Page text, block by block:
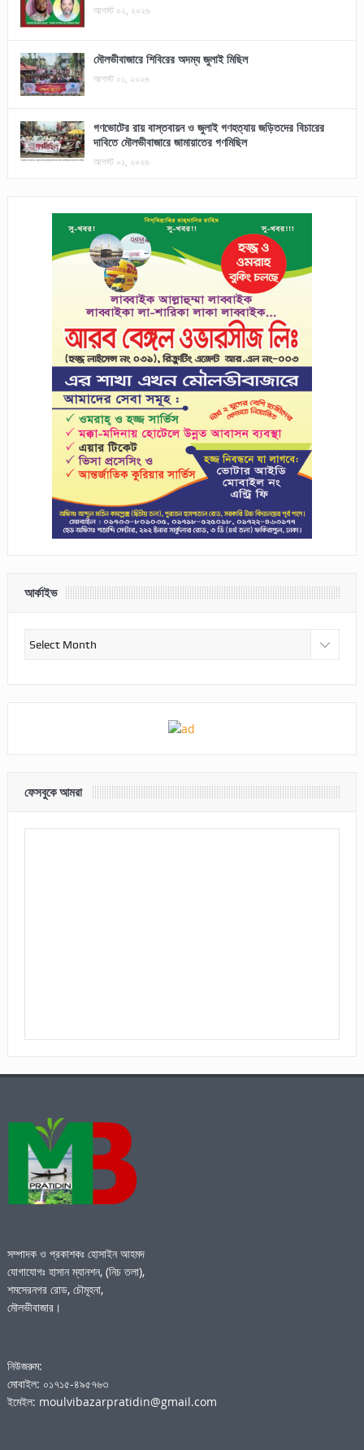
আগস্ট ০২, ২০২৬
মৌলভীবাজারে শিবিরের অদম্য জুলাই মিছিল
আগস্ট ০১, ২০২৬
গণভোটের রায় বাস্তবায়ন ও জুলাই গণহত্যায় জড়িতদের বিচারের
দাবিতে মৌলভীবাজারে জামায়াতের গণমিছিল
আগস্ট ০১, ২০২৬
আর্কাইভ
ফেসবুকে আমরা
সম্পাদক ও প্রকাশকঃ হোসাইন আহমদ
যোগাযোগঃ হাসান ম্যানশন, (নিচ তলা),
শমসেরনগর রোড, চৌমূহনা,
মৌলভীবাজার।
নিউজরুম:
মোবাইল: ০১৭১৫-৪৯৫৭৬৩
ইমেইল: moulvibazarpratidin@gmail.com